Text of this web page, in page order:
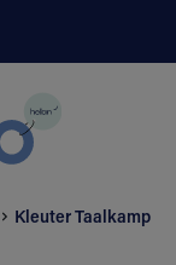
Kleuter Taalkamp